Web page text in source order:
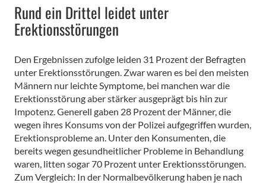
Rund ein Drittel leidet unter
Erektionsstörungen
Den Ergebnissen zufolge leiden 31 Prozent der Befragten
unter Erektionsstörungen. Zwar waren es bei den meisten
Männern nur leichte Symptome, bei manchen war die
Erektionsstörung aber stärker ausgeprägt bis hin zur
Impotenz. Generell gaben 28 Prozent der Männer, die
wegen ihres Konsums von der Polizei aufgegriffen wurden,
Erektionsprobleme an. Unter den Konsumenten, die
bereits wegen gesundheitlicher Probleme in Behandlung
waren, litten sogar 70 Prozent unter Erektionsstörungen.
Zum Vergleich: In der Normalbevölkerung haben je nach